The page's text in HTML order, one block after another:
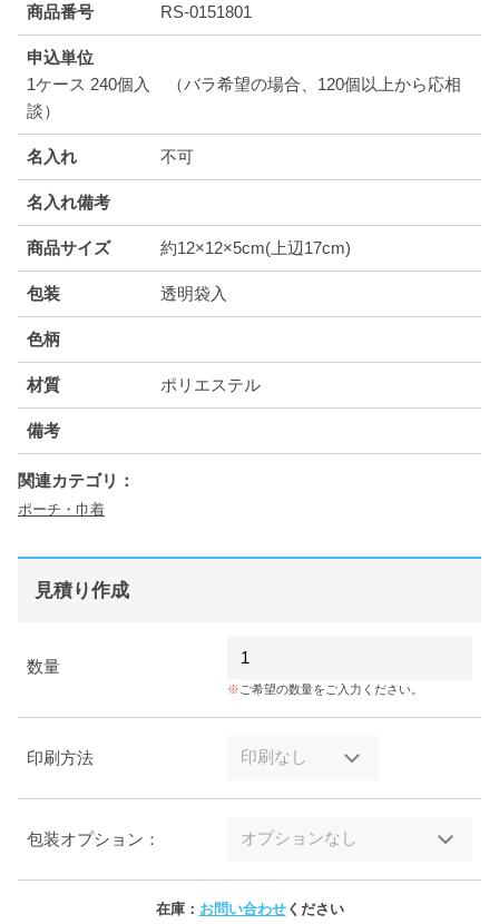
商品番号 RS-0151801
申込単位
1ケース 240個入 （バラ希望の場合、120個以上から応相
談）
名入れ 不可
名入れ備考
商品サイズ 約12×12×5cm(上辺17cm)
包装 透明袋入
色柄
材質 ポリエステル
備考
関連カテゴリ：
ポーチ・巾着
見積り作成
数量
ご希望の数量をご入力ください。
印刷方法
包装オプション：
在庫： お問い合わせください